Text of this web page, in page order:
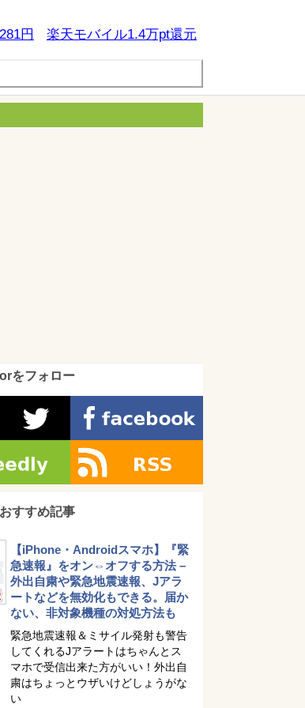
円 楽天モバイル1.4万pt還元
をフォロー
すすめ記事
【iPhone・Androidスマホ】『緊
急速報』をオン⇔オフする方法 –
外出自粛や緊急地震速報、Jアラ
ートなどを無効化もできる。届か
ない、非対象機種の対処方法も
緊急地震速報＆ミサイル発射も警告
してくれるJアラートはちゃんとス
マホで受信出来た方がいい！外出自
粛はちょっとウザいけどしょうがな
い